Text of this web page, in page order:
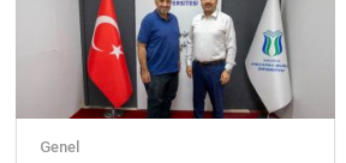
Genel